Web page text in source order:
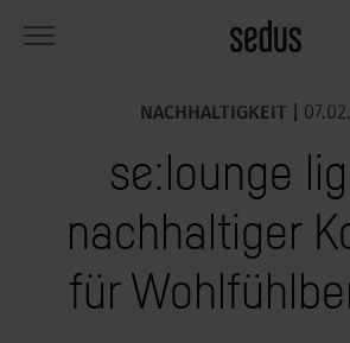
Möbel konfigurieren
Monitor „Sedus INSIGHTS“
„Sedus Solutions“
bei Sedus
& Fakten
NACHHALTIGKEIT |
se:lounge
nachhaltiger
für